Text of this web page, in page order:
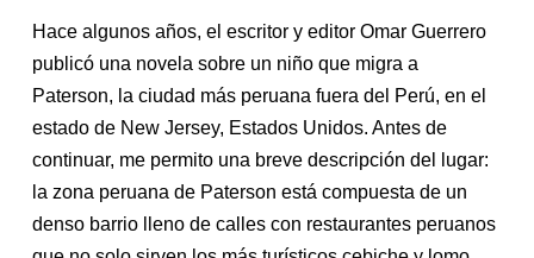
Hace algunos años, el escritor y editor Omar Guerrero
publicó una novela sobre un niño que migra a
Paterson, la ciudad más peruana fuera del Perú, en el
estado de New Jersey, Estados Unidos. Antes de
continuar, me permito una breve descripción del lugar:
la zona peruana de Paterson está compuesta de un
denso barrio lleno de calles con restaurantes peruanos